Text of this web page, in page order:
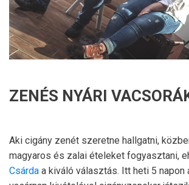
ZENÉS NYÁRI
Aki cigány zenét szeretne hallgatni,
magyaros és zalai ételeket fogyasztani,
Csárda a kiváló választás. Itt heti 5 napon